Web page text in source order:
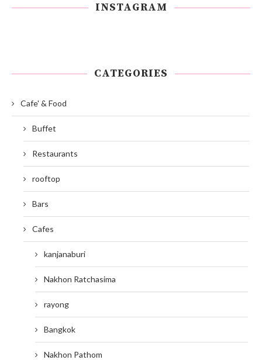
INSTAGRAM
CATEGORIES
Cafe' & Food
Buffet
Restaurants
rooftop
Bars
Cafes
kanjanaburi
Nakhon Ratchasima
rayong
Bangkok
Nakhon Pathom